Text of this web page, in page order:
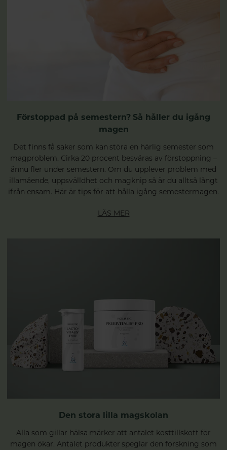
Förstoppad på semestern? Så håller du igång
magen
Det finns få saker som kan störa en härlig semester som
magproblem. Cirka 20 procent besväras av förstoppning –
ännu fler under semestern. Om du upplever problem med
illamående, uppsvälldhet och magknip så är du alltså långt
ifrån ensam. Här är tips för att hålla igång semestermagen.
LÄS MER
Den stora lilla magskolan
Alla som gillar hälsa märker att antalet kosttillskott för
magen ökar. Antalet produkter speglar den forskning som